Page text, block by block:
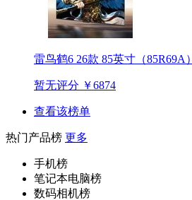
雷鸟鹤6 26款 85英寸（85R69A）
暂无评分 ￥6874
查看该榜单
热门产品榜 更多
手机榜
笔记本电脑榜
数码相机榜